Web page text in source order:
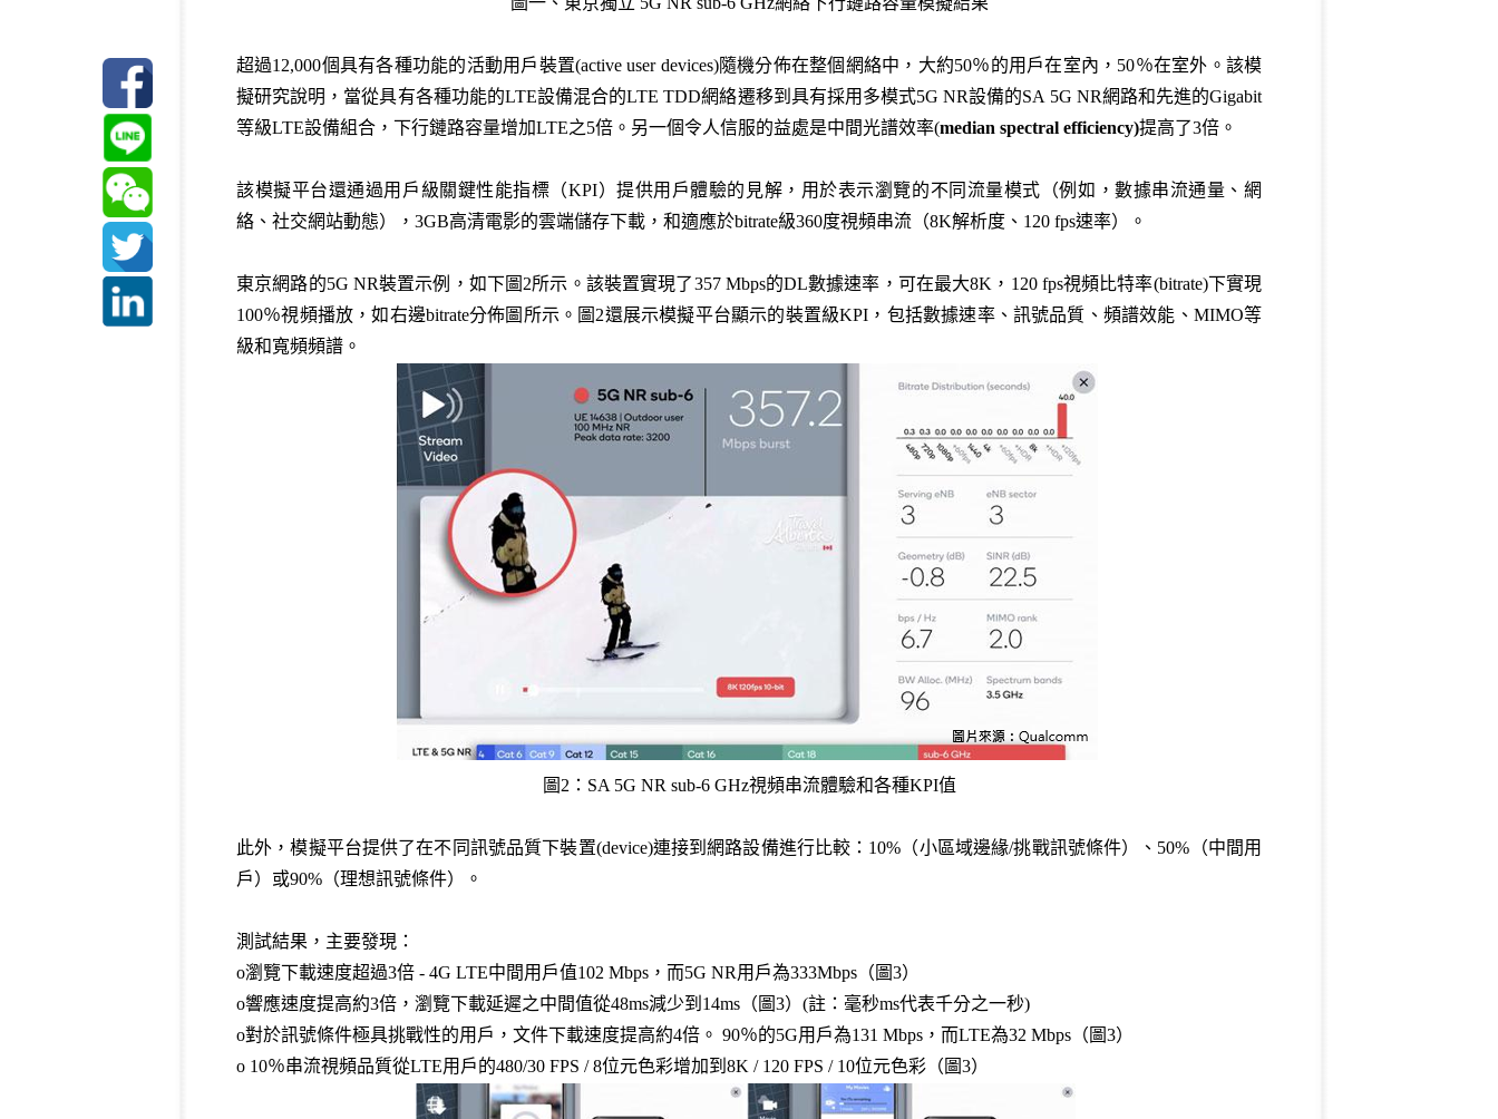
超過12,000個具有各種功能的活動用戶裝置(active user devices)隨機分佈在整個網絡中，大約50％的用戶在室內，50％在室外。該模
擬研究說明，當從具有各種功能的LTE設備混合的LTE TDD網絡遷移到具有採用多模式5G NR設備的SA 5G NR網路和先進的Gigabit
等級LTE設備組合，下行鏈路容量增加LTE之5倍。另一個令人信服的益處是中間光譜效率(median spectral efficiency)提高了3倍。
該模擬平台還通過用戶級關鍵性能指標（KPI）提供用戶體驗的見解，用於表示瀏覽的不同流量模式（例如，數據串流通量、網
絡、社交網站動態），3GB高清電影的雲端儲存下載，和適應於bitrate級360度視頻串流（8K解析度、120 fps速率）。
東京網路的5G NR裝置示例，如下圖2所示。該裝置實現了357 Mbps的DL數據速率，可在最大8K，120 fps視頻比特率(bitrate)下實現
100％視頻播放，如右邊bitrate分佈圖所示。圖2還展示模擬平台顯示的裝置級KPI，包括數據速率、訊號品質、頻譜效能、MIMO等
級和寬頻頻譜。
圖2：SA 5G NR sub-6 GHz視頻串流體驗和各種KPI值
此外，模擬平台提供了在不同訊號品質下裝置(device)連接到網路設備進行比較：10%（小區域邊緣/挑戰訊號條件）、50%（中間用
戶）或90%（理想訊號條件）。
測試結果，主要發現：
o瀏覽下載速度超過3倍 - 4G LTE中間用戶值102 Mbps，而5G NR用戶為333Mbps（圖3）
o響應速度提高約3倍，瀏覽下載延遲之中間值從48ms減少到14ms（圖3）(註：毫秒ms代表千分之一秒)
o對於訊號條件極具挑戰性的用戶，文件下載速度提高約4倍。 90％的5G用戶為131 Mbps，而LTE為32 Mbps（圖3）
o 10％串流視頻品質從LTE用戶的480/30 FPS / 8位元色彩增加到8K / 120 FPS / 10位元色彩（圖3）